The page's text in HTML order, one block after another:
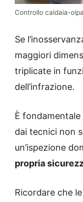
Controllo caldaia-
Se
maggiori
triplicate in
dell’infrazione.
È
dai tecnici non
un’ispezione
propria
Ricordare che